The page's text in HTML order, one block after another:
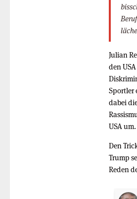
Julian
den
Sportler
dabei
USA um.
Den
Trump
Reden